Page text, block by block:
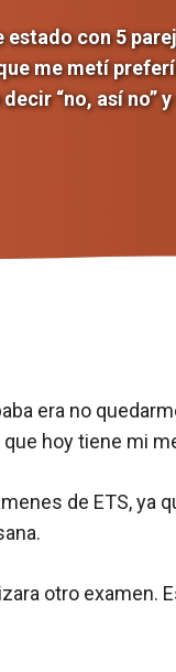
con 5
me metí
“no, así no”
era no
hoy tiene mi
de ETS, ya
otro examen.